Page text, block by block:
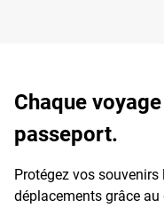
Chaque
passeport.
Protégez vos
déplacements grâce